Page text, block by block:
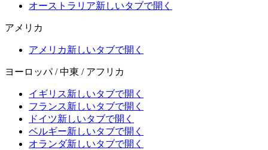
オーストラリア新しいタブで開く
アメリカ
アメリカ新しいタブで開く
ヨーロッパ / 中東 / アフリカ
イギリス新しいタブで開く
フランス新しいタブで開く
ドイツ新しいタブで開く
ベルギー新しいタブで開く
オランダ新しいタブで開く